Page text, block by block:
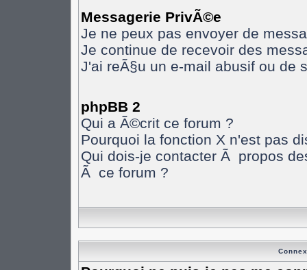
Messagerie PrivÃ©e
Je ne peux pas envoyer de
Je continue de recevoir des
J'ai reÃ§u un e-mail abusif ou de
phpBB 2
Qui a Ã©crit ce forum ?
Pourquoi la fonction X n'est pas
Qui dois-je contacter Ã propos
Ã ce forum ?